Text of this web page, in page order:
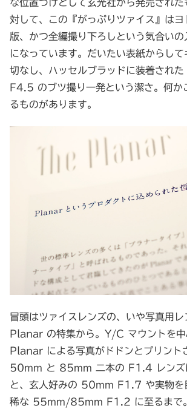
な位置づけとして玄光社から発売された
対して、この『がっぷりツァイス』はヨ
版、かつ全編撮り下ろしという気合いの
になっています。だいたい表紙からし
切なし、ハッセルブラッドに装着さ
F4.5 のブツ撮り一発という潔さ。何か
るものがあります。
冒頭はツァイスレンズの、いや写真用レ
Planar の特集から。Y/C マウントを中
Planar による写真がドドンとプリント
50mm と 85mm 二本の F1.4 レンズ
と、玄人好みの 50mm F1.7 や実物を
稀な 55mm/85mm F1.2 に至るまで。